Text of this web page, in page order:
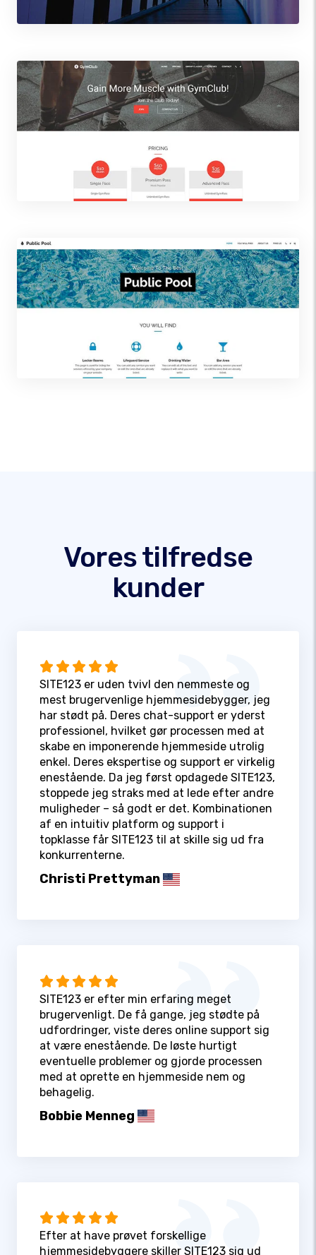
Vores tilfredse
kunder
SITE123 er uden tvivl den nemmeste og
mest brugervenlige hjemmesidebygger, jeg
har stødt på. Deres chat-support er yderst
professionel, hvilket gør processen med at
skabe en imponerende hjemmeside utrolig
enkel. Deres ekspertise og support er virkelig
enestående. Da jeg først opdagede SITE123,
stoppede jeg straks med at lede efter andre
muligheder – så godt er det. Kombinationen
af en intuitiv platform og support i
topklasse får SITE123 til at skille sig ud fra
konkurrenterne.
Christi Prettyman
SITE123 er efter min erfaring meget
brugervenligt. De få gange, jeg stødte på
udfordringer, viste deres online support sig
at være enestående. De løste hurtigt
eventuelle problemer og gjorde processen
med at oprette en hjemmeside nem og
behagelig.
Bobbie Menneg
Efter at have prøvet forskellige
hjemmesidebyggere skiller SITE123 sig ud